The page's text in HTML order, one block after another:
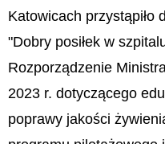
Katowicach przystąpiło
"Dobry posiłek w
Rozporządzenie
2023 r. dotyczącego
poprawy jakości